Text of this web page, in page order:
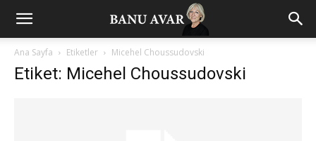
Ana Sayfa Etiketler Micehel Choussudovski
Etiket: Micehel Choussudovski